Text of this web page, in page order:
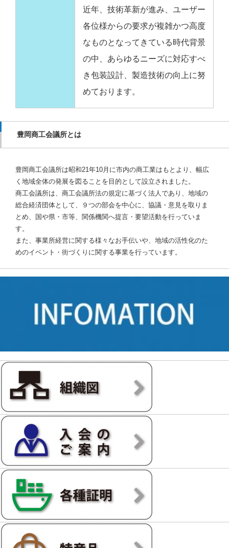
近年、技術革新が進み、ユーザー
各位様からの要求が複雑かつ高度
なものとなってきている時代背景
の中、あらゆるニーズに対応すべ
き包装設計、製造技術の向上に努
めております。
豊岡商工会議所とは
豊岡商工会議所は昭和21年10月に市内の商工業はもとより、幅広
く地域全体の発展を図ることを目的として設立されました。
商工会議所は、商工会議所法の規定に基づく法人であり、地域の
総合経済団体として、９つの部会を中心に、協議・意見を取りま
とめ、国や県・市等、関係機関へ提言・要望活動を行っていま
す。
また、事業所経営に関する様々なお手伝いや、地域の活性化のた
めのイベント・街づくりに関する事業を行っています。